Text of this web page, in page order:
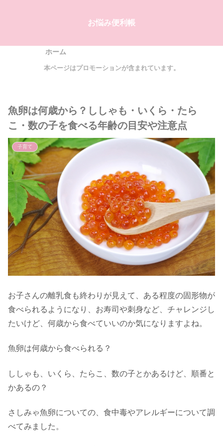
お悩み便利帳
ホーム
本ページはプロモーションが含まれています。
魚卵は何歳から？ししゃも・いくら・たら
こ・数の子を食べる年齢の目安や注意点
子育て
お子さんの離乳食も終わりが見えて、ある程度の固形物が
食べられるようになり、お寿司や刺身など、チャレンジし
たいけど、何歳から食べていいのか気になりますよね。
魚卵は何歳から食べられる？
ししゃも、いくら、たらこ、数の子とかあるけど、順番と
かあるの？
さしみゃ魚卵についての、食中毒やアレルギーについて調
べてみました。